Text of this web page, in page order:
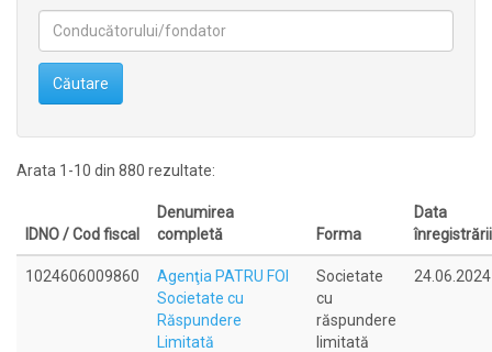
Căutare
Arata 1-10 din 880 rezultate:
IDNO / Cod fiscal
Denumirea
completă
Forma
Data
înregistrării
1024606009860
Agenţia PATRU FOI
Societate cu
Răspundere
Limitată
Societate
cu
răspundere
limitată
24.06.2024